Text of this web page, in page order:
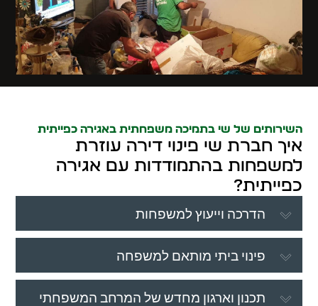
השירותים של שי בתמיכה משפחתית באגירה כפייתית
איך חברת שי פינוי דירה עוזרת
למשפחות בהתמודדות עם אגירה
כפייתית?
הדרכה וייעוץ למשפחות
פינוי ביתי מותאם למשפחה
תכנון וארגון מחדש של המרחב המשפחתי